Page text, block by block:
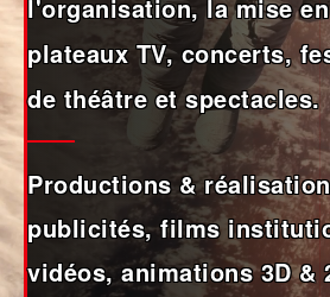
l'organisation, la mise
plateaux TV, concerts,
de théâtre et spectacles.
Productions &
publicités, films
vidéos, animations 3D &